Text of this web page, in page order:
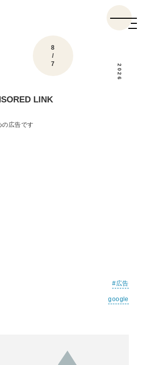
8
/
7
2026
LINK
の広告です
広告
google